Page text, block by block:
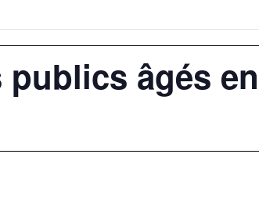
publics âgés en